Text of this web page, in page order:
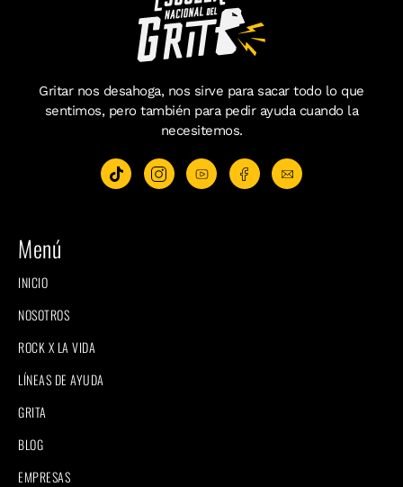
Gritar nos desahoga, nos sirve para sacar todo lo que
sentimos, pero también para pedir ayuda cuando la
necesitemos.
Menú
INICIO
NOSOTROS
ROCK X LA VIDA
LÍNEAS DE AYUDA
GRITA
BLOG
EMPRESAS